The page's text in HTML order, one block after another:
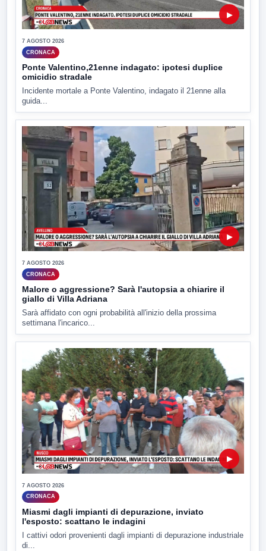
▶
7 AGOSTO 2026
CRONACA
Ponte Valentino,21enne indagato: ipotesi duplice
omicidio stradale
Incidente mortale a Ponte Valentino, indagato il 21enne alla
guida...
▶
7 AGOSTO 2026
CRONACA
Malore o aggressione? Sarà l'autopsia a chiarire il
giallo di Villa Adriana
Sarà affidato con ogni probabilità all'inizio della prossima
settimana l'incarico...
▶
7 AGOSTO 2026
CRONACA
Miasmi dagli impianti di depurazione, inviato
l'esposto: scattano le indagini
I cattivi odori provenienti dagli impianti di depurazione industriale
di...